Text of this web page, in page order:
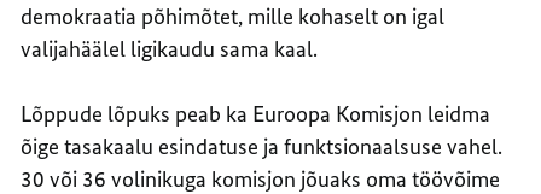
demokraatia põhimõtet, mille kohaselt on igal
valijahäälel ligikaudu sama kaal.
Lõppude lõpuks peab ka Euroopa Komisjon leidma
õige tasakaalu esindatuse ja funktsionaalsuse vahel.
30 või 36 volinikuga komisjon jõuaks oma töövõime